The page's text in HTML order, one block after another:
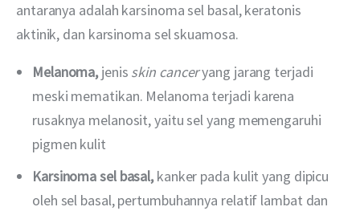
antaranya adalah karsinoma sel basal, keratonis
aktinik, dan karsinoma sel skuamosa.
Melanoma,jenis skin canceryang jarang terjadi
meski mematikan. Melanoma terjadi karena
rusaknya melanosit, yaitu sel yang memengaruhi
pigmen kulit
Karsinoma sel basal,kanker pada kulit yang dipicu
oleh sel basal, pertumbuhannya relatif lambat dan